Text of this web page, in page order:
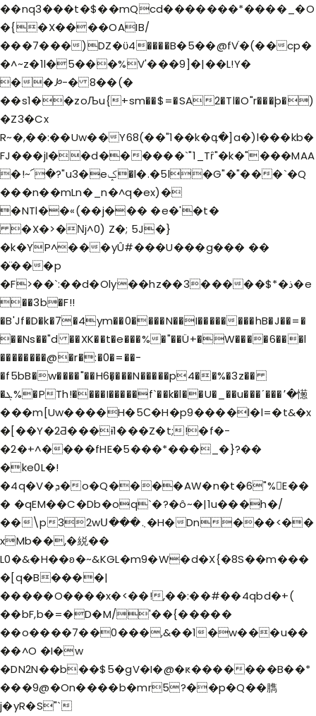
��nq3���t�$��mQcd�������*����_�O
�{�X����OAIB/
���7���)DZ�ϋ4����B�5��@fVֿ�(��cp�
�^~z�1l�5���%V'���9]�|��L!Y�
��ꛊ-� 8��(�
��s1��zoЉu{+sm��$=�SA2�Tl�O"r���þ�)
�Z3�Cx
R~�,��:��Uw��Y68(��"1��k�գ�]a�)l���kb�
FJ���jI��d������`"1_Tȓ"�k�"���MAA
�!~՜�?"u3�eݤ�l�.�5l�G"�"���`�Q
���n��mLn�_n�^q�ex)�
�NTl��«(��j��� �e�'�t�
�X�>�ǋ^0) Z�; 5J�}
�k�YP^���yÛ#���U���g��� ��
�̈���p
�F>��`:��d�Oly��hz��3�����$*�ذ�e
��3b�F!!
�B'Jf�D�k�7�4ym��0����N��I��������hB�J��=�
��Ns��"d ��XK��t�e���%�"��Ü+�W����6���l
��������@�r�:�0�=��-
�f5bB�w����"��H6�̝���N�����p4��%�3z��
�ܓ%�PTh!����I�����f`��k�l��U�_��u���ʹ���٬�憽
���m[Uw����H�5С�H�p9����l�l=�t&�x
�[��Y�2Ƌ���ɨ1���Z�t;!�f�-
�2�+^����fHE�5���*���_�}?��
�ke0L�!
�4q�V�ܕ�o�Q����AW�n�t�6"%E��
� �qEM��C�Db�oq`�?�ô~�|1u���h�/
��\p32wՍ���܆�H�Dn���<��
xMb��,�綐��
L0�&�H��ʚ�~&KGL�m9�W�d�X{�8S��m���
�[q�B����|
�����O����x�<��!,��:��#��4qbd�+(
��bF,b�=�D�M/'��{�����
��o����7��0���,&��1�w���u��
��^O �I�w
�DN2N��b��$5�gV�I�@�ԟ�������B��*
���9@�On����b�mr5?��p�Q��臇
j�yR�S"`